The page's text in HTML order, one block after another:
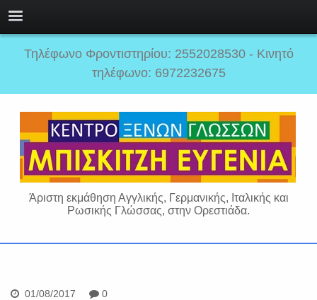
Τηλέφωνο Φροντιστηρίου: 2552028530 - Κινητό
τηλέφωνο: 6972232675
Άριστη εκμάθηση Αγγλικής, Γερμανικής, Ιταλικής και
Ρωσικής Γλώσσας, στην Ορεστιάδα.
01/08/2017 0